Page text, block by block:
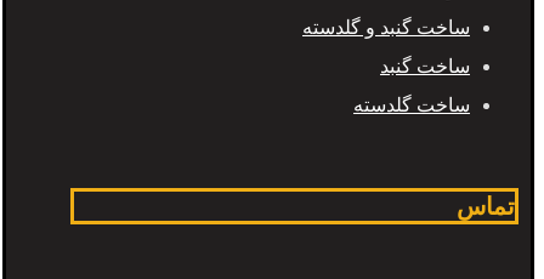
ساخت گنبد و گلدسته
ساخت گنبد
ساخت گلدسته
تماس